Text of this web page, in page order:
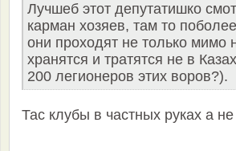
Лучшеб этот депутатишко
карман хозяев, там то
они проходят не только мимо
хранятся и тратятся не в
200 легионеров этих воров?).
Тас клубы в частных руках а